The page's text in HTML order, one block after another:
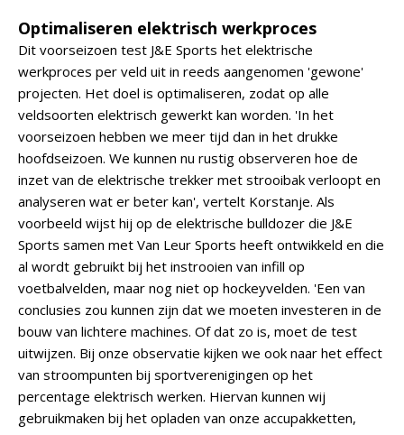
Optimaliseren elektrisch werkproces
Dit voorseizoen test J&E Sports het elektrische
werkproces per veld uit in reeds aangenomen 'gewone'
projecten. Het doel is optimaliseren, zodat op alle
veldsoorten elektrisch gewerkt kan worden. 'In het
voorseizoen hebben we meer tijd dan in het drukke
hoofdseizoen. We kunnen nu rustig observeren hoe de
inzet van de elektrische trekker met strooibak verloopt en
analyseren wat er beter kan', vertelt Korstanje. Als
voorbeeld wijst hij op de elektrische bulldozer die J&E
Sports samen met Van Leur Sports heeft ontwikkeld en die
al wordt gebruikt bij het instrooien van infill op
voetbalvelden, maar nog niet op hockeyvelden. 'Een van
conclusies zou kunnen zijn dat we moeten investeren in de
bouw van lichtere machines. Of dat zo is, moet de test
uitwijzen. Bij onze observatie kijken we ook naar het effect
van stroompunten bij sportverenigingen op het
percentage elektrisch werken. Hiervan kunnen wij
gebruikmaken bij het opladen van onze accupakketten,